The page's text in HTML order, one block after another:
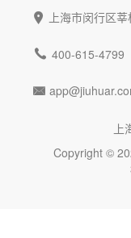
 上海市闵行区
 400-615-4799

Copyright ©